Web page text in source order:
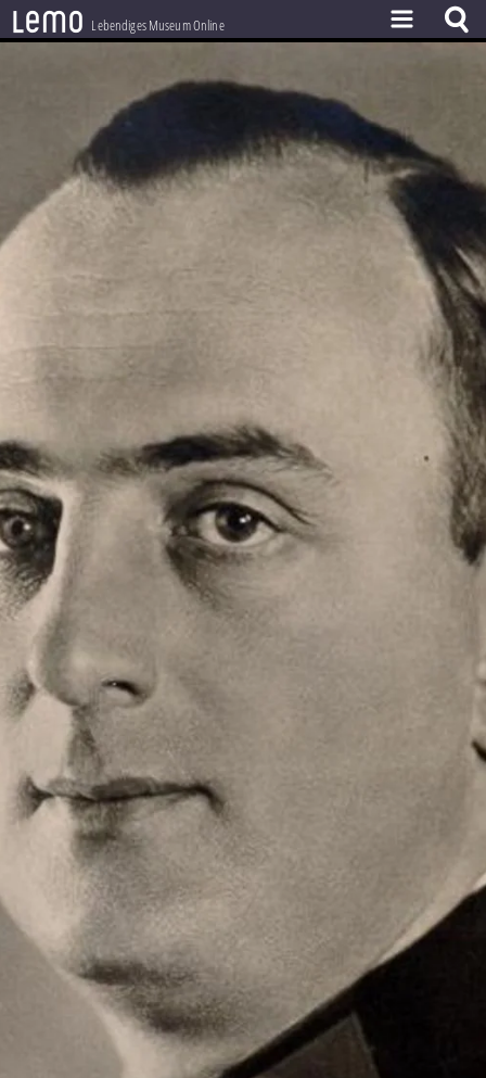
lemo Lebendiges Museum Online
ZEITZEUGEN
BESTAND
LERNEN
PROJEKT